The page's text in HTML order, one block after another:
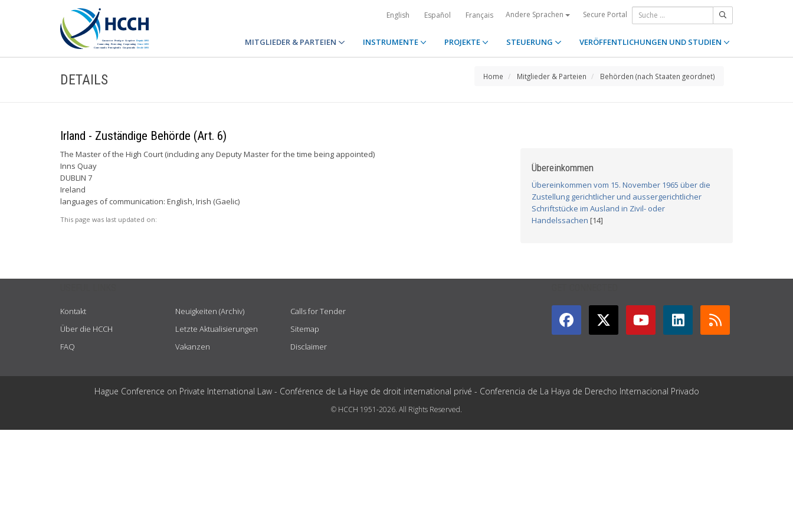
English Español Français Andere Sprachen Secure Portal
MITGLIEDER & PARTEIEN INSTRUMENTE PROJEKTE STEUERUNG VERÖFFENTLICHUNGEN UND STUDIEN
DETAILS Home Mitglieder & Parteien Behörden (nach Staaten geordnet)
Irland - Zuständige Behörde (Art. 6)
The Master of the High Court (including any Deputy Master for the time being appointed)
Inns Quay
DUBLIN 7
Ireland
languages of communication: English, Irish (Gaelic)
This page was last updated on:
Übereinkommen
Übereinkommen vom 15. November 1965 über die
Zustellung gerichtlicher und aussergerichtlicher
Schriftstücke im Ausland in Zivil- oder
Handelssachen [14]
Kontakt
Über die HCCH
FAQ
Neuigkeiten (Archiv)
Letzte Aktualisierungen
Vakanzen
Calls for Tender
Sitemap
Disclaimer
Hague Conference on Private International Law - Conférence de La Haye de droit international privé - Conferencia de La Haya de Derecho Internacional Privado
© HCCH 1951-2026. All Rights Reserved.